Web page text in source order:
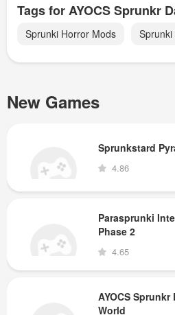
Tags for AYOCS Sprunkr
Sprunki Horror Mods
New Games
Sprunkstard
4.86
Parasprunki
Phase 2
4.65
AYOCS Sprunkr
World